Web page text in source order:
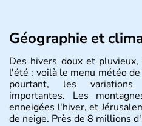
Géographie et
Des hivers doux et
l'été : voilà le menu météo
pourtant, les
importantes. Les
enneigées l'hiver, et
de neige. Près de 8 millions